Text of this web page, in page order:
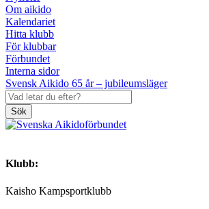
Om aikido
Kalendariet
Hitta klubb
För klubbar
Förbundet
Interna sidor
Svensk Aikido 65 år – jubileumsläger
Sök
Klubb:
Kaisho Kampsportklubb